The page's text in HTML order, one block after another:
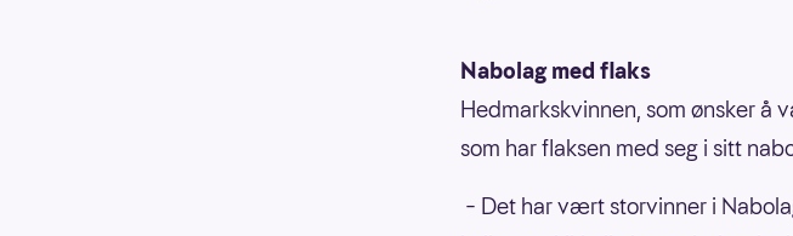
Nabolag med flaks
Hedmarkskvinnen, som ønsker å
som har flaksen med seg i sitt
– Det har vært storvinner i